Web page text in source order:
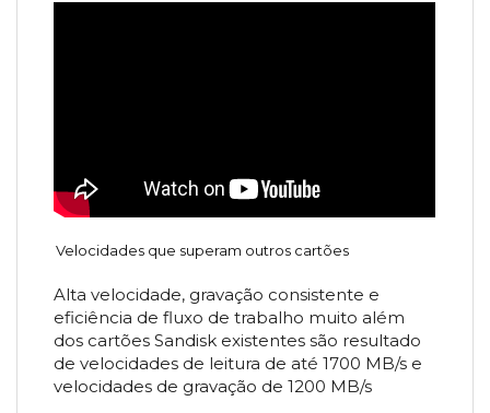
Velocidades que superam outros cartões
Alta velocidade, gravação consistente e
eficiência de fluxo de trabalho muito além
dos cartões Sandisk existentes são resultado
de velocidades de leitura de até 1700 MB/s e
velocidades de gravação de 1200 MB/s